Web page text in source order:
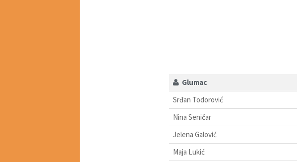
Glumac
Srđan Todorović
Nina Seničar
Jelena Galović
Maja Lukić